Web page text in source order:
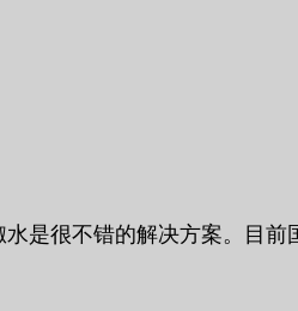
是很不错的解决方案。目